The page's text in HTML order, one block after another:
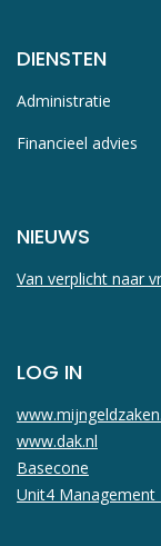
DIENSTEN
Administratie
Financieel advies
NIEUWS
Van verplicht naar
LOG IN
www.dak.nl
Basecone
Unit4